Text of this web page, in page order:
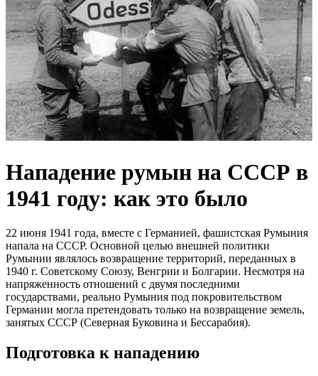
Нападение румын на СССР в
1941 году: как это было
22 июня 1941 года, вместе с Германией, фашистская Румыния
напала на СССР. Основной целью внешней политики
Румынии являлось возвращение территорий, переданных в
1940 г. Советскому Союзу, Венгрии и Болгарии. Несмотря на
напряженность отношений с двумя последними
государствами, реально Румыния под покровительством
Германии могла претендовать только на возвращение земель,
занятых СССР (Северная Буковина и Бессарабия).
Подготовка к нападению